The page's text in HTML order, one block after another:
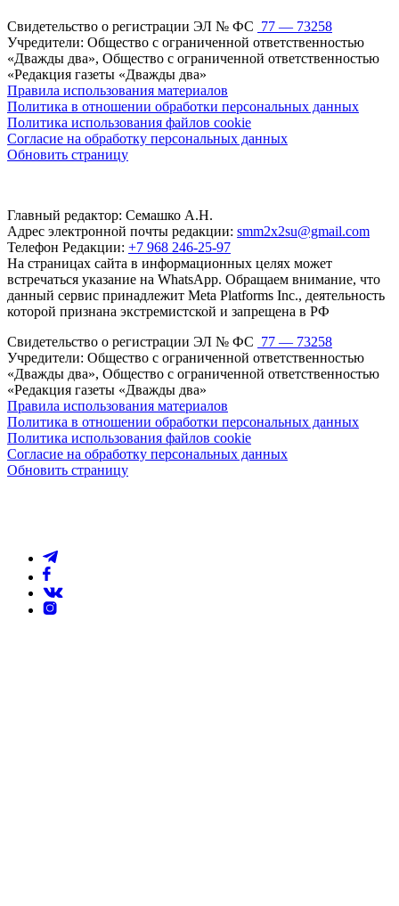
Свидетельство о регистрации ЭЛ № ФС 77 — 73258
Учредители: Общество с ограниченной ответственностью
«Дважды два», Общество с ограниченной ответственностью
«Редакция газеты «Дважды два»
Правила использования материалов
Политика в отношении обработки персональных данных
Политика использования файлов cookie
Согласие на обработку персональных данных
Обновить страницу
Главный редактор: Семашко А.Н.
Адрес электронной почты редакции: smm2x2su@gmail.com
Телефон Редакции: +7 968 246-25-97
На страницах сайта в информационных целях может
встречаться указание на WhatsApp. Обращаем внимание, что
данный сервис принадлежит Meta Platforms Inc., деятельность
которой признана экстремистской и запрещена в РФ
Свидетельство о регистрации ЭЛ № ФС 77 — 73258
Учредители: Общество с ограниченной ответственностью
«Дважды два», Общество с ограниченной ответственностью
«Редакция газеты «Дважды два»
Правила использования материалов
Политика в отношении обработки персональных данных
Политика использования файлов cookie
Согласие на обработку персональных данных
Обновить страницу